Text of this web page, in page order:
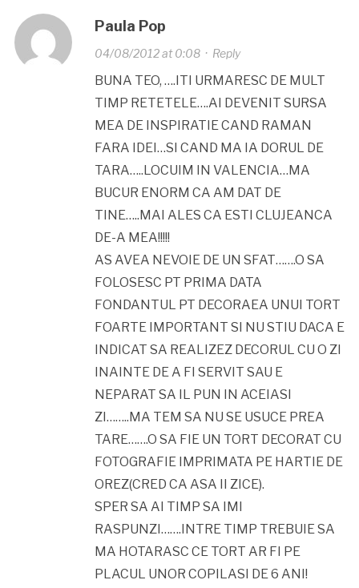
Paula Pop
04/08/2012 at 0:08· Reply
BUNA TEO, ….ITI URMARESC DE MULT
TIMP RETETELE….AI DEVENIT SURSA
MEA DE INSPIRATIE CAND RAMAN
FARA IDEI…SI CAND MA IA DORUL DE
TARA…..LOCUIM IN VALENCIA…MA
BUCUR ENORM CA AM DAT DE
TINE…..MAI ALES CA ESTI CLUJEANCA
DE-A MEA!!!!!
AS AVEA NEVOIE DE UN SFAT…….O SA
FOLOSESC PT PRIMA DATA
FONDANTUL PT DECORAEA UNUI TORT
FOARTE IMPORTANT SI NU STIU DACA E
INDICAT SA REALIZEZ DECORUL CU O ZI
INAINTE DE A FI SERVIT SAU E
NEPARAT SA IL PUN IN ACEIASI
ZI……..MA TEM SA NU SE USUCE PREA
TARE…….O SA FIE UN TORT DECORAT CU
FOTOGRAFIE IMPRIMATA PE HARTIE DE
OREZ(CRED CA ASA II ZICE).
SPER SA AI TIMP SA IMI
RASPUNZI…….INTRE TIMP TREBUIE SA
MA HOTARASC CE TORT AR FI PE
PLACUL UNOR COPILASI DE 6 ANI!